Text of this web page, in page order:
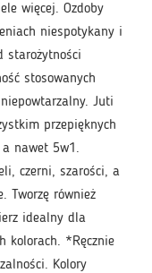
więcej. Ozdoby
niespotykany i
starożytności
stosowanych
Juti
przepięknych
a nawet 5w1.
czerni, szarości, a
Tworzę również
idealny dla
kolorach. *Ręcznie
Kolory